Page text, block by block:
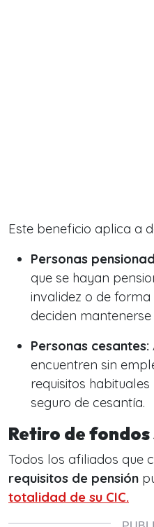
Este beneficio aplica a
Personas
que se hayan
invalidez o de
deciden
Personas cesantes:
encuentren sin
requisitos
seguro de cesantía.
Retiro de fondos
Todos los afiliados que
requisitos de pensión
totalidad de su CIC.